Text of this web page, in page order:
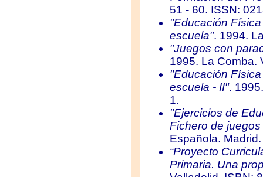
51 - 60. ISSN:
"Educación
escuela". 1994.
"Juegos con
1995. La Comba.
"Educación
escuela - II".
1.
"Ejercicios de
Fichero de
Española.
“Proyecto
Primaria. Una